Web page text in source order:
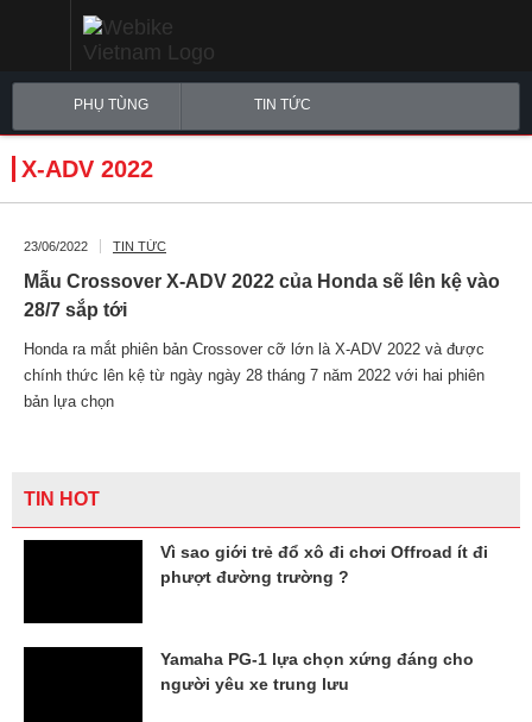
PHỤ TÙNG TIN TỨC
X-ADV 2022
23/06/2022 TIN TỨC
Mẫu Crossover X-ADV 2022 của Honda sẽ lên kệ vào
28/7 sắp tới
Honda ra mắt phiên bản Crossover cỡ lớn là X-ADV 2022 và được
chính thức lên kệ từ ngày ngày 28 tháng 7 năm 2022 với hai phiên
bản lựa chọn
TIN HOT
Vì sao giới trẻ đổ xô đi chơi Offroad ít đi
phượt đường trường ?
Yamaha PG-1 lựa chọn xứng đáng cho
người yêu xe trung lưu